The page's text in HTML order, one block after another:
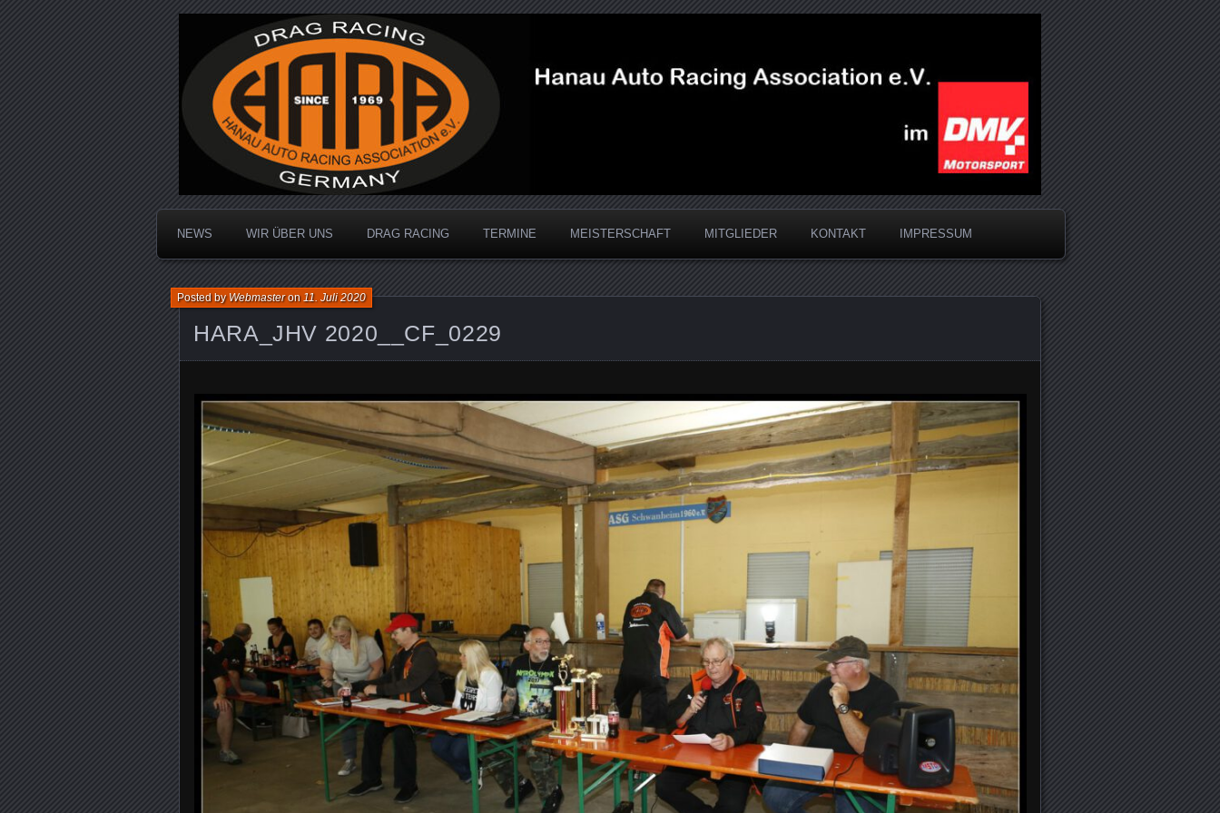
Hanau Auto Racing Association
Dragracing auf der 1/4 Meile
NEWS WIR ÜBER UNS DRAG RACING TERMINE MEISTERSCHAFT MITGLIEDER KONTAKT IMPRESSUM
HARA_JHV 2020__CF_0229
Posted byWebmasteron11. Juli 2020